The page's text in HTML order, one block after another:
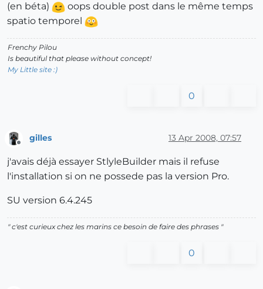
(en béta)
oops double post dans le même temps
spatio temporel
Frenchy Pilou
Is beautiful that please without concept!
My Little site :)
0
Offline
gilles 13 Apr 2008, 07:57
j'avais déjà essayer StlyleBuilder mais il refuse
l'installation si on ne possede pas la version Pro.
SU version 6.4.245
" c'est curieux chez les marins ce besoin de faire des phrases "
0